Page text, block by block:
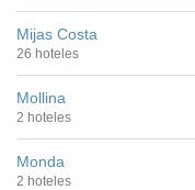
Mijas Costa
26 hoteles
Mollina
2 hoteles
Monda
2 hoteles